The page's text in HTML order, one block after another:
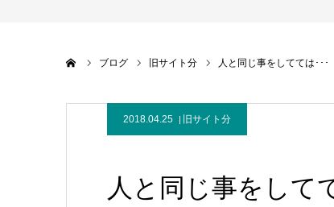
ブログ 旧サイト分 人と同じ事をしてては･･･
2018.04.25 旧サイト分
人と同じ事をして